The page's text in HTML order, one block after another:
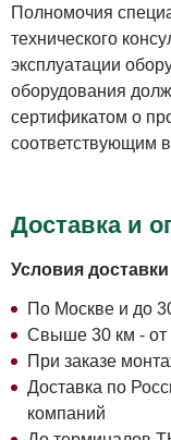
Полномочия
технического
эксплуатации
оборудования
сертификатом о
соответствующим
Доставка и
Условия
По Москве и до
Свыше 30 км - от
При заказе
Доставка по
компаний